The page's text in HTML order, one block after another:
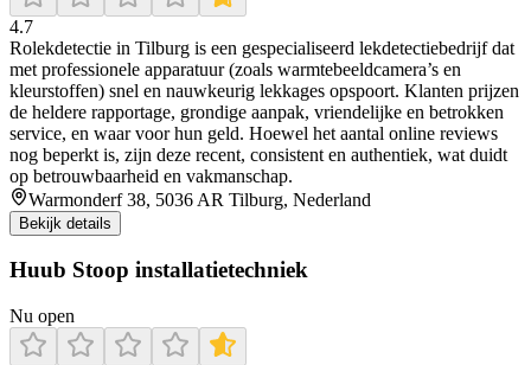
4.7
Rolekdetectie in Tilburg is een gespecialiseerd lekdetectiebedrijf dat
met professionele apparatuur (zoals warmtebeeldcamera’s en
kleurstoffen) snel en nauwkeurig lekkages opspoort. Klanten prijzen
de heldere rapportage, grondige aanpak, vriendelijke en betrokken
service, en waar voor hun geld. Hoewel het aantal online reviews
nog beperkt is, zijn deze recent, consistent en authentiek, wat duidt
op betrouwbaarheid en vakmanschap.
Warmonderf 38, 5036 AR Tilburg, Nederland
Bekijk details
Huub Stoop installatietechniek
Nu open